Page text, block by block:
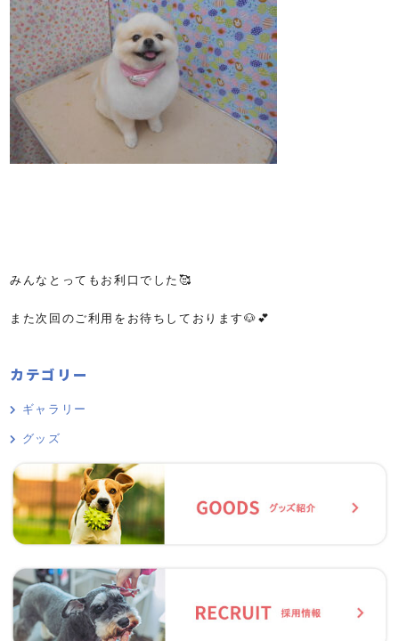
みんなとってもお利口でした🥰
また次回のご利用をお待ちしております🐶💕
カテゴリー
ギャラリー
グッズ